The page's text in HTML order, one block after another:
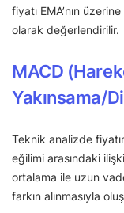
fiyatı EMA’nın
olarak değerlendirilir.
MACD
Yakınsama/
Teknik analizde
eğilimi arasındaki
ortalama ile uzun
farkın alınmasıyla